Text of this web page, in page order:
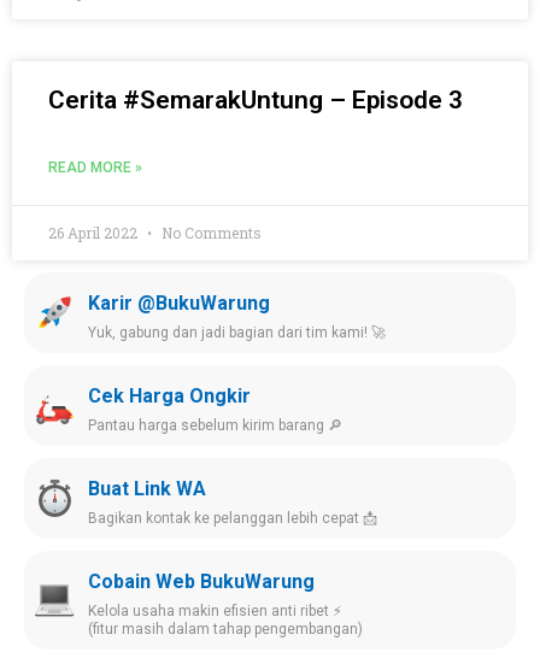
Cerita #SemarakUntung – Episode 3
READ MORE »
26 April 2022 No Comments
Karir @BukuWarung
Yuk, gabung dan jadi bagian dari tim kami! 🚀
Cek Harga Ongkir
Pantau harga sebelum kirim barang 🔎
Buat Link WA
Bagikan kontak ke pelanggan lebih cepat 📩
Cobain Web BukuWarung
Kelola usaha makin efisien anti ribet ⚡️
(fitur masih dalam tahap pengembangan)